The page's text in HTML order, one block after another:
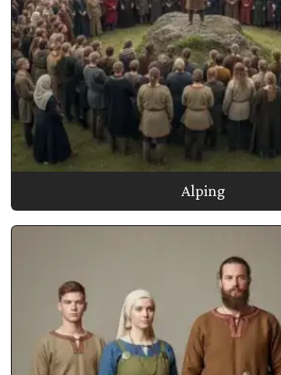
Alping